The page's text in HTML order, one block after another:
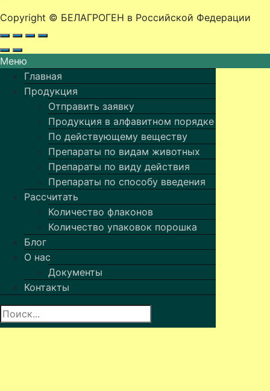
Copyright © БЕЛАГРОГЕН в Российской Федерации
Меню
Главная
Продукция
Отправить заявку
Продукция в алфавитном порядке
По действующему веществу
Препараты по видам животных
Препараты по виду действия
Препараты по способу введения
Рассчитать
Количество флаконов
Количество упаковок порошка
Блог
О нас
Документы
Контакты